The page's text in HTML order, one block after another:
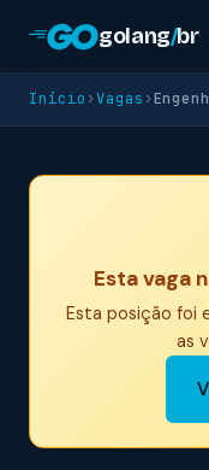
golang/br
Início ›Vagas ›
Esta vaga
Esta posição foi
as